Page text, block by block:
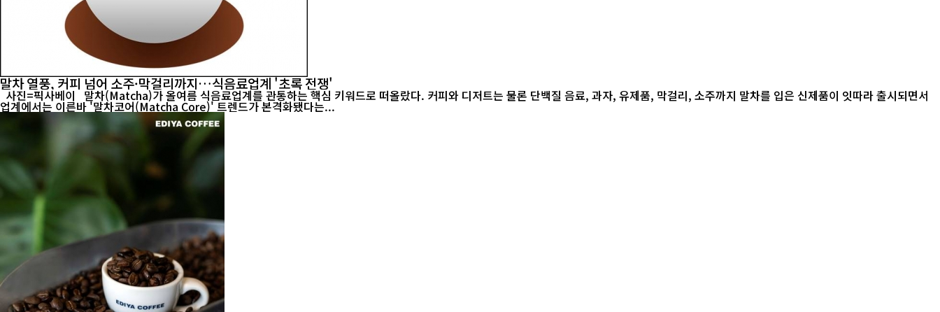
말차 열풍, 커피 넘어 소주·막걸리까지…식음료업계 '초록 전쟁'
사진=픽사베이 말차(Matcha)가 올여름 식음료업계를 관통하는 핵심 키워드로 떠올랐다. 커피와 디저트는 물론 단백질 음료, 과자, 유제품, 막걸리, 소주까지 말차를 입은 신제품이 잇따라 출시되면서
업계에서는 이른바 '말차코어(Matcha Core)' 트렌드가 본격화됐다는...